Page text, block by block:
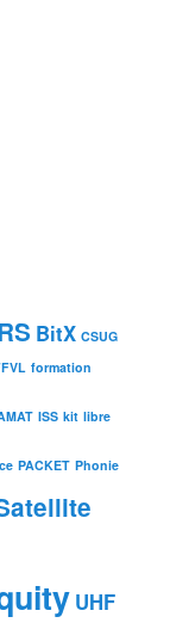
BitX CSUG
formation
ISS kit libre
PACKET Phonie
UHF